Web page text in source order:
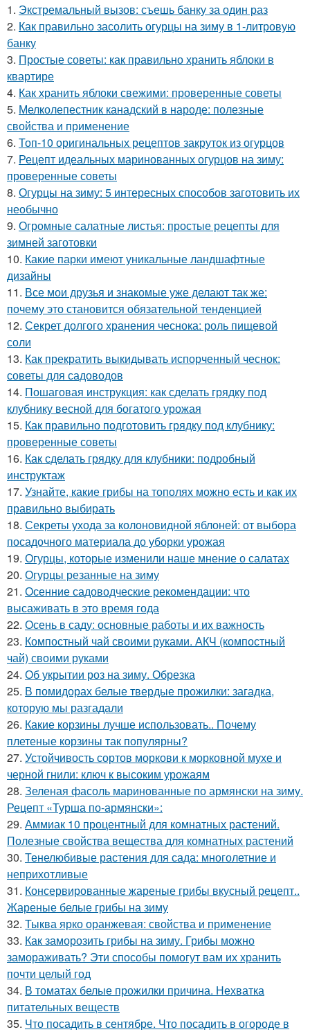
1. Экстремальный вызов: съешь банку за один раз
2. Как правильно засолить огурцы на зиму в 1-литровую
банку
3. Простые советы: как правильно хранить яблоки в
квартире
4. Как хранить яблоки свежими: проверенные советы
5. Мелколепестник канадский в народе: полезные
свойства и применение
6. Топ-10 оригинальных рецептов закруток из огурцов
7. Рецепт идеальных маринованных огурцов на зиму:
проверенные советы
8. Огурцы на зиму: 5 интересных способов заготовить их
необычно
9. Огромные салатные листья: простые рецепты для
зимней заготовки
10. Какие парки имеют уникальные ландшафтные
дизайны
11. Все мои друзья и знакомые уже делают так же:
почему это становится обязательной тенденцией
12. Секрет долгого хранения чеснока: роль пищевой
соли
13. Как прекратить выкидывать испорченный чеснок:
советы для садоводов
14. Пошаговая инструкция: как сделать грядку под
клубнику весной для богатого урожая
15. Как правильно подготовить грядку под клубнику:
проверенные советы
16. Как сделать грядку для клубники: подробный
инструктаж
17. Узнайте, какие грибы на тополях можно есть и как их
правильно выбирать
18. Секреты ухода за колоновидной яблоней: от выбора
посадочного материала до уборки урожая
19. Огурцы, которые изменили наше мнение о салатах
20. Огурцы резанные на зиму
21. Осенние садоводческие рекомендации: что
высаживать в это время года
22. Осень в саду: основные работы и их важность
23. Компостный чай своими руками. АКЧ (компостный
чай) своими руками
24. Об укрытии роз на зиму. Обрезка
25. В помидорах белые твердые прожилки: загадка,
которую мы разгадали
26. Какие корзины лучше использовать.. Почему
плетеные корзины так популярны?
27. Устойчивость сортов моркови к морковной мухе и
черной гнили: ключ к высоким урожаям
28. Зеленая фасоль маринованные по армянски на зиму.
Рецепт «Турша по-армянски»:
29. Аммиак 10 процентный для комнатных растений.
Полезные свойства вещества для комнатных растений
30. Тенелюбивые растения для сада: многолетние и
неприхотливые
31. Консервированные жареные грибы вкусный рецепт..
Жареные белые грибы на зиму
32. Тыква ярко оранжевая: свойства и применение
33. Как заморозить грибы на зиму. Грибы можно
замораживать? Эти способы помогут вам их хранить
почти целый год
34. В томатах белые прожилки причина. Нехватка
питательных веществ
35. Что посадить в сентябре. Что посадить в огороде в